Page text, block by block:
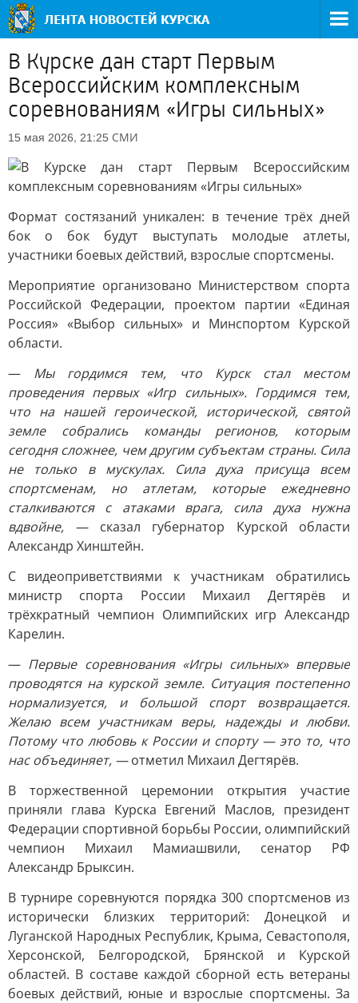
В Курске дан старт Первым
Всероссийским комплексным
соревнованиям «Игры сильных»
15 мая 2026, 21:25 СМИ
Формат состязаний уникален: в течение трёх дней
бок о бок будут выступать молодые атлеты,
участники боевых действий, взрослые спортсмены.
Мероприятие организовано Министерством спорта
Российской Федерации, проектом партии «Единая
Россия» «Выбор сильных» и Минспортом Курской
области.
— Мы гордимся тем, что Курск стал местом
проведения первых «Игр сильных». Гордимся тем,
что на нашей героической, исторической, святой
земле собрались команды регионов, которым
сегодня сложнее, чем другим субъектам страны. Сила
не только в мускулах. Сила духа присуща всем
спортсменам, но атлетам, которые ежедневно
сталкиваются с атаками врага, сила духа нужна
вдвойне, — сказал губернатор Курской области
Александр Хинштейн.
С видеоприветствиями к участникам обратились
министр спорта России Михаил Дегтярёв и
трёхкратный чемпион Олимпийских игр Александр
Карелин.
— Первые соревнования «Игры сильных» впервые
проводятся на курской земле. Ситуация постепенно
нормализуется, и большой спорт возвращается.
Желаю всем участникам веры, надежды и любви.
Потому что любовь к России и спорту — это то, что
нас объединяет, —отметил Михаил Дегтярёв.
В торжественной церемонии открытия участие
приняли глава Курска Евгений Маслов, президент
Федерации спортивной борьбы России, олимпийский
чемпион Михаил Мамиашвили, сенатор РФ
Александр Брыксин.
В турнире соревнуются порядка 300 спортсменов из
исторически близких территорий: Донецкой и
Луганской Народных Республик, Крыма, Севастополя,
Херсонской, Белгородской, Брянской и Курской
областей. В составе каждой сборной есть ветераны
боевых действий, юные и взрослые спортсмены. За